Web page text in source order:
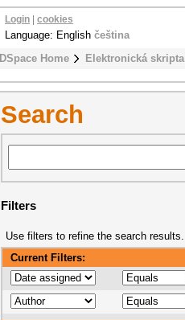
DSpace Home Elektronická skripta
Login cookies
Language: English čeština
Search
Filters
Use filters to refine the search results.
Current Filters: